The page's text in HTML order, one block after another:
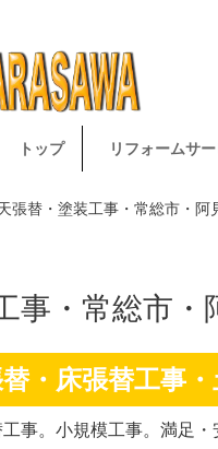
トップ リフォームサ
張替・塗装工事・常総市・阿
事・常総市
・床張替工事
事。小規模工事。満足